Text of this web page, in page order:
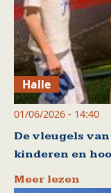
Halle
01/06/2026 - 14:40
De vleugels
kinderen en
Meer lezen